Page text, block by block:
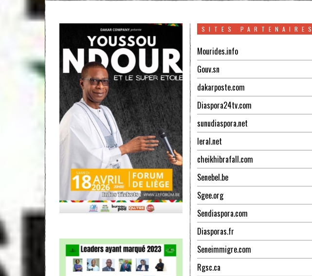
SITES PARTENAIRES
Mourides.info
Gouv.sn
dakarposte.com
Diaspora24tv.com
sunudiaspora.net
leral.net
cheikhibrafall.com
Senebel.be
Sgee.org
Sendiaspora.com
Diasporas.fr
Seneimmigre.com
Rgsc.ca